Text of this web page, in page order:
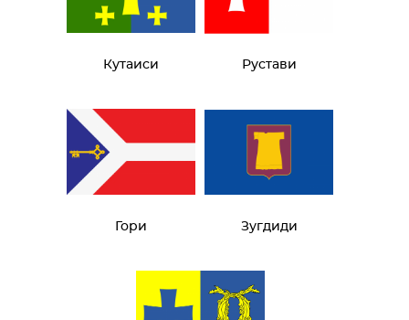
Кутаиси Рустави
Гори Зугдиди